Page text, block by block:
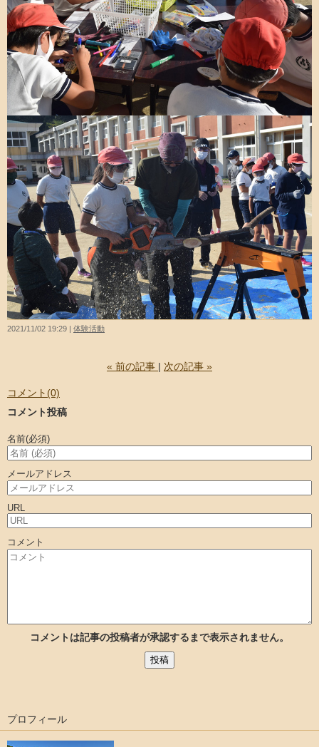
2021/11/02 19:29 体験活動
« 前の記事 次の記事 »
コメント(0)
コメント投稿
名前(必須)
メールアドレス
URL
コメント
コメントは記事の投稿者が承認するまで表示されません。
プロフィール